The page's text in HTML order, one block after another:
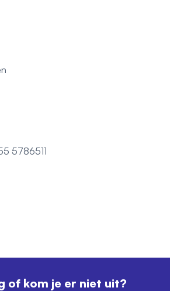
5786511
of kom je er niet uit?